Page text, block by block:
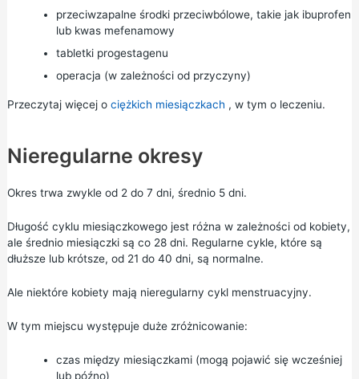
przeciwzapalne środki przeciwbólowe, takie jak ibuprofen
lub kwas mefenamowy
tabletki progestagenu
operacja (w zależności od przyczyny)
Przeczytaj więcej o ciężkich miesiączkach , w tym o leczeniu.
Nieregularne okresy
Okres trwa zwykle od 2 do 7 dni, średnio 5 dni.
Długość cyklu miesiączkowego jest różna w zależności od kobiety,
ale średnio miesiączki są co 28 dni. Regularne cykle, które są
dłuższe lub krótsze, od 21 do 40 dni, są normalne.
Ale niektóre kobiety mają nieregularny cykl menstruacyjny.
W tym miejscu występuje duże zróżnicowanie:
czas między miesiączkami (mogą pojawić się wcześniej
lub późno)